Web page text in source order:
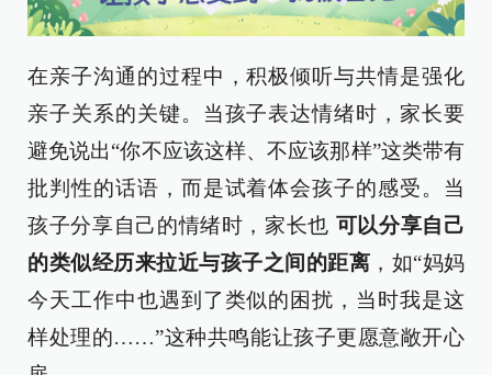
在亲子沟通的过程中，积极倾听与共情是强化
亲子关系的关键。当孩子表达情绪时，家长要
避免说出“你不应该这样、不应该那样”这类带有
批判性的话语，而是试着体会孩子的感受。当
孩子分享自己的情绪时，家长也 可以分享自己
的类似经历来拉近与孩子之间的距离 ，如“妈妈
今天工作中也遇到了类似的困扰，当时我是这
样处理的……”这种共鸣能让孩子更愿意敞开心